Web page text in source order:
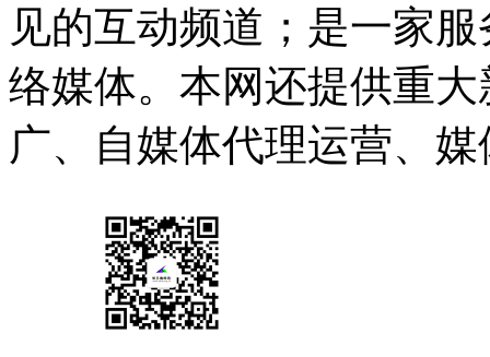
见的互动频道；是一家
络媒体。本网还提供重
广、自媒体代理运营、